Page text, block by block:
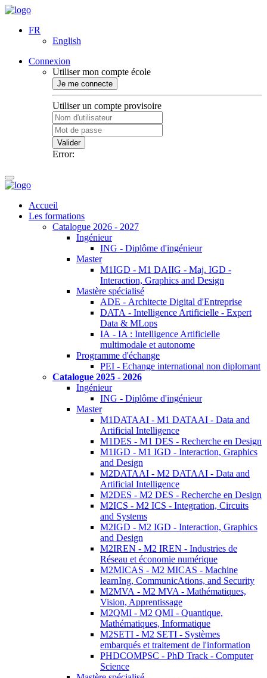
FR
English
Connexion
Utiliser mon compte école
Je me connecte
Utiliser un compte provisoire
Valider
Error:
Accueil
Les formations
Catalogue 2026 - 2027
Ingénieur
ING - Diplôme d'ingénieur
Master
M1IGD - M1 DAIIG - Maj. IGD -
Interaction, Graphics and Design
Mastère spécialisé
ADE - Architecte Digital d'Entreprise
DATA - Intelligence Artificielle - Expert
Data & MLops
IA - IA : Intelligence Artificielle
multimodale et autonome
Programme d'échange
PEI - Echange international non diplomant
Catalogue 2025 - 2026
Ingénieur
ING - Diplôme d'ingénieur
Master
M1DATAAI - M1 DATAAI - Data and
Artificial Intelligence
M1DES - M1 DES - Recherche en Design
M1IGD - M1 IGD - Interaction, Graphics
and Design
M2DATAAI - M2 DATAAI - Data and
Artificial Intelligence
M2DES - M2 DES - Recherche en Design
M2ICS - M2 ICS - Integration, Circuits
and Systems
M2IGD - M2 IGD - Interaction, Graphics
and Design
M2IREN - M2 IREN - Industries de
Réseau et économie numérique
M2MICAS - M2 MICAS - Machine
learnIng, CommunicAtions, and Security
M2MVA - M2 MVA - Mathématiques,
Vision, Apprentissage
M2QMI - M2 QMI - Quantique,
Mathématiques, Informatique
M2SETI - M2 SETI - Systèmes
embarqués et traitement de l'information
PHDCOMPSC - PhD Track - Computer
Science